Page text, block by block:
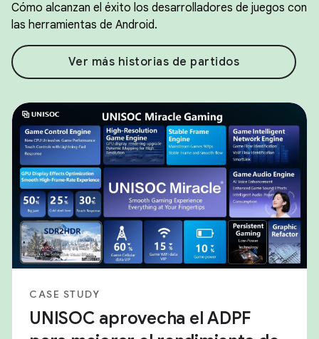
Cómo alcanzan el éxito los desarrolladores de juegos con
las herramientas de Android.
Ver más historias de partidos
CASE STUDY
UNISOC aprovecha el ADPF